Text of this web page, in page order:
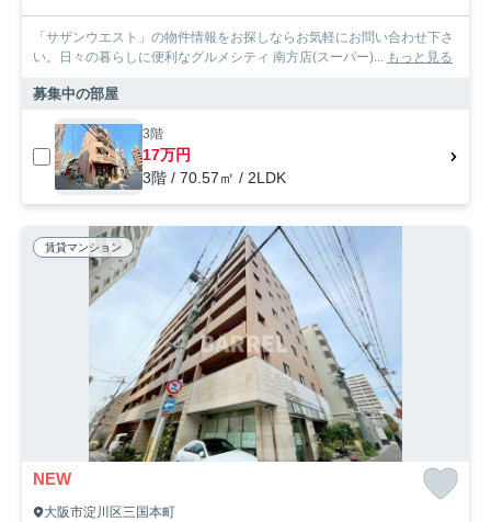
「サザンウエスト」の物件情報をお探しならお気軽にお問い合わせ下さ
い。日々の暮らしに便利なグルメシティ 南方店(スーパー)... もっと見る
募集中の部屋
3階
17万円
3階 / 70.57㎡ / 2LDK
賃貸マンション
NEW
大阪市淀川区三国本町